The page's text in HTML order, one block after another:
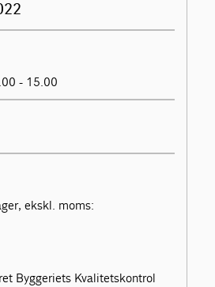
- 15.00
ekskl. moms:
Byggeriets Kvalitetskontrol